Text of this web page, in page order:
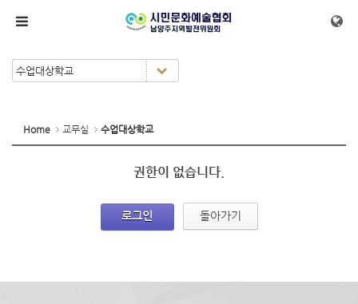
Home 교무실 수업대상학교
권한이 없습니다.
로그인 돌아가기